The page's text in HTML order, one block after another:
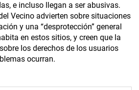
e incluso llegan a ser abusivas.
Vecino advierten sobre situaciones
y una “desprotección” general
en estos sitios, y creen que la
los derechos de los usuarios
ocurran.